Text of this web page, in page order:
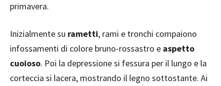
primavera.
Inizialmente su rametti, rami e tronchi compaiono
infossamenti di colore bruno-rossastro e aspetto
cuoioso. Poi la depressione si fessura per il lungo e la
corteccia si lacera, mostrando il legno sottostante. Ai